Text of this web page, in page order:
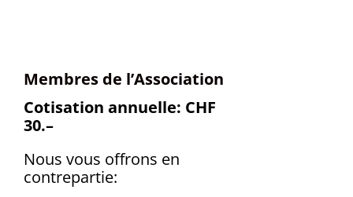
Membres de l’Association
Cotisation annuelle: CHF
30.–
Nous vous offrons en
contrepartie: